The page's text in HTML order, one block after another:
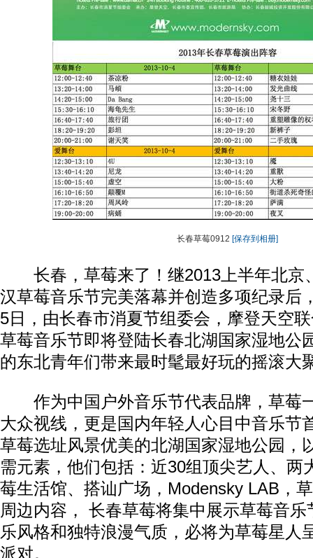
长春草莓0912 [保存到相册]
长春，草莓来了！继2013上半年北京
汉草莓音乐节完美落幕并创造多项纪录后
5日，由长春市消夏节组委会，摩登天空
草莓音乐节即将登陆长春北湖国家湿地公
的东北青年们带来最时髦最好玩的摇滚大
作为中国户外音乐节代表品牌，草莓
大众视线，更是国内年轻人心目中音乐节
草莓选址风景优美的北湖国家湿地公园，
需元素，他们包括：近30组顶尖艺人、两
莓生活馆、搭讪广场，Modensky LAB，
周边内容， 长春草莓将集中展示草莓音
乐风格和独特浪漫气质，必将为草莓星人
派对。